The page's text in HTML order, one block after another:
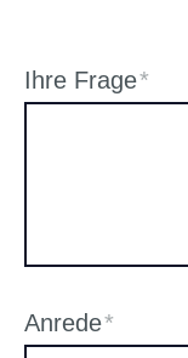
Ihre Frage*
Anrede*